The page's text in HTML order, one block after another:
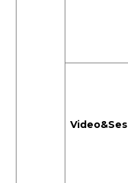
Video&Ses